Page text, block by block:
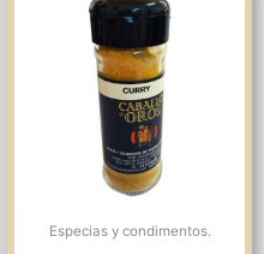
Especias y condimentos.